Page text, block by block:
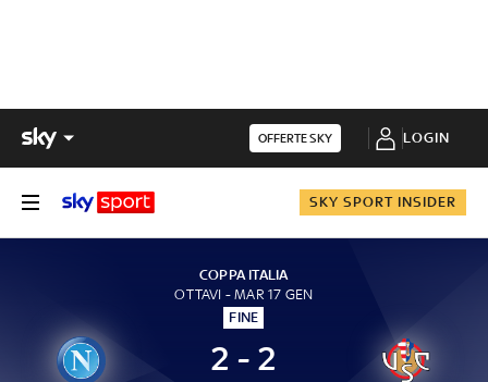
OFFERTE SKY LOGIN
SKY SPORT INSIDER
COPPA ITALIA
OTTAVI - MAR 17 GEN
FINE
2 - 2